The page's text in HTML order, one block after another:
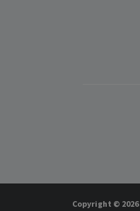
Copyright © 2026